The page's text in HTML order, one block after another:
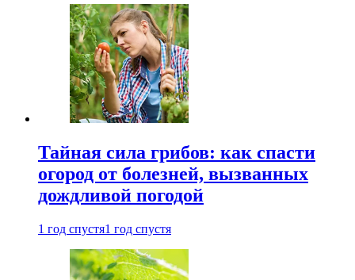
Тайная сила грибов: как спасти
огород от болезней, вызванных
дождливой погодой
1 год спустя1 год спустя